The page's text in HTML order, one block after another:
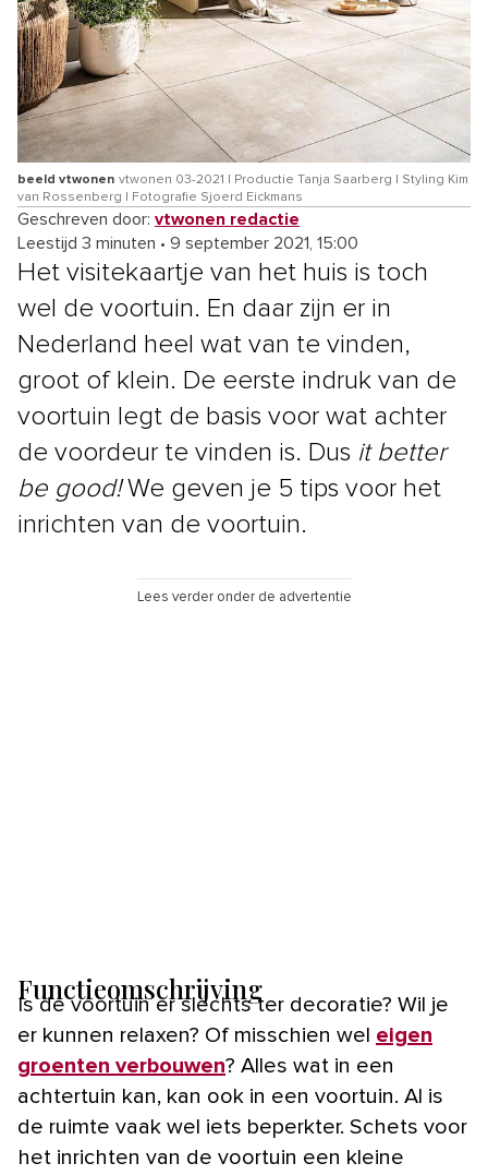
beeld vtwonen vtwonen 03-2021 | Productie Tanja Saarberg | Styling Kim
van Rossenberg | Fotografie Sjoerd Eickmans
Geschreven door: vtwonen redactie
Leestijd 3 minuten • 9 september 2021, 15:00
Het visitekaartje van het huis is toch
wel de voortuin. En daar zijn er in
Nederland heel wat van te vinden,
groot of klein. De eerste indruk van de
voortuin legt de basis voor wat achter
de voordeur te vinden is. Dus it better
be good!We geven je 5 tips voor het
inrichten van de voortuin.
Lees verder onder de advertentie
Functieomschrijving
Is de voortuin er slechts ter decoratie? Wil je
er kunnen relaxen? Of misschien wel eigen
groenten verbouwen? Alles wat in een
achtertuin kan, kan ook in een voortuin. Al is
de ruimte vaak wel iets beperkter. Schets voor
het inrichten van de voortuin een kleine